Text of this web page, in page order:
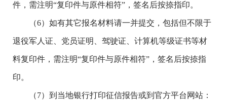
件，需注明“复印件与原件相符”，签名后按捺指印。
（6）如有其它报名材料请一并提交，包括但不限于
退役军人证、党员证明、驾驶证、计算机等级证书等材
料复印件，需注明“复印件与原件相符”，签名后按捺指
印。
（7）到当地银行打印征信报告或到官方平台网站：